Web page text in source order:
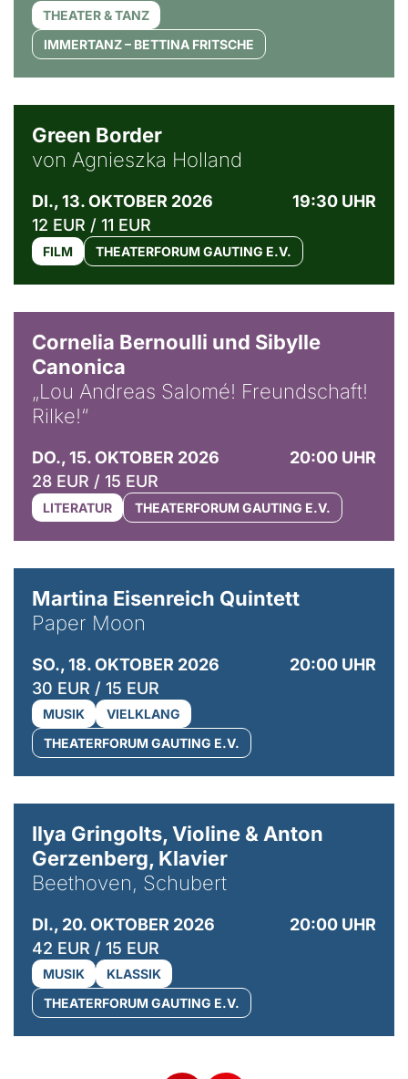
THEATER & TANZ
IMMERTANZ – BETTINA FRITSCHE
Green Border
von Agnieszka Holland
DI., 13. OKTOBER 2026
19:30 UHR
12 EUR / 11 EUR
FILM THEATERFORUM GAUTING E.V.
Cornelia Bernoulli und Sibylle
Canonica
„Lou Andreas Salomé! Freundschaft!
Rilke!“
DO., 15. OKTOBER 2026
20:00 UHR
28 EUR / 15 EUR
LITERATUR THEATERFORUM GAUTING E.V.
Martina Eisenreich Quintett
Paper Moon
SO., 18. OKTOBER 2026
20:00 UHR
30 EUR / 15 EUR
MUSIK
VIELKLANG
THEATERFORUM GAUTING E.V.
Ilya Gringolts, Violine & Anton
Gerzenberg, Klavier
Beethoven, Schubert
DI., 20. OKTOBER 2026
20:00 UHR
42 EUR / 15 EUR
MUSIK
KLASSIK
THEATERFORUM GAUTING E.V.